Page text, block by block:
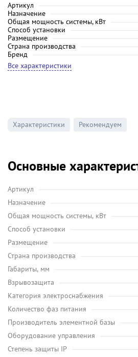
Артикул
Назначение
Общая мощность системы, кВт
Способ установки
Размещение
Страна производства
Бренд
Все характеристики
Характеристики Рекомендуем
Основные
Артикул
Назначение
Общая мощность системы, кВт
Способ установки
Размещение
Страна производства
Габариты, мм
Взрывозащита
Категория электроснабжения
Количество фаз питания
Производитель элементной базы
Оборудование управления
Степень защиты IP